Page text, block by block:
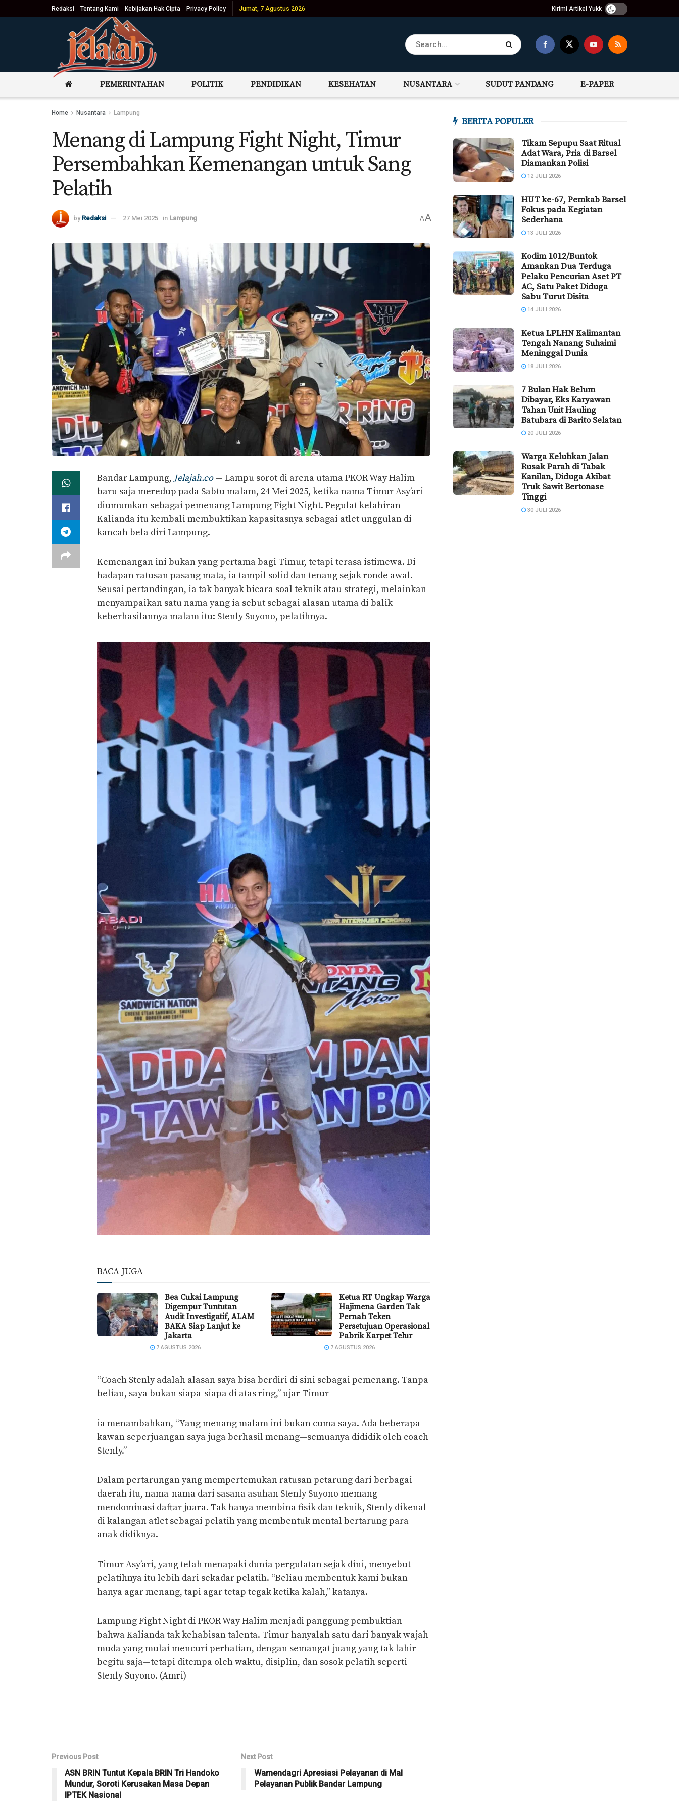
Redaksi Tentang Kami Kebijakan Hak Cipta Privacy Policy Jumat, 7 Agustus 2026 Kirimi Artikel Yukk
PEMERINTAHAN POLITIK PENDIDIKAN KESEHATAN NUSANTARA SUDUT PANDANG E-PAPER
Home Nusantara Lampung
Menang di Lampung Fight Night, Timur
Persembahkan Kemenangan untuk Sang
Pelatih
by Redaksi 27 Mei 2025 in Lampung AA
Bandar Lampung, Jelajah.co— Lampu sorot di arena utama PKOR Way Halim
baru saja meredup pada Sabtu malam, 24 Mei 2025, ketika nama Timur Asy’ari
diumumkan sebagai pemenang Lampung Fight Night. Pegulat kelahiran
Kalianda itu kembali membuktikan kapasitasnya sebagai atlet unggulan di
kancah bela diri Lampung.
Kemenangan ini bukan yang pertama bagi Timur, tetapi terasa istimewa. Di
hadapan ratusan pasang mata, ia tampil solid dan tenang sejak ronde awal.
Seusai pertandingan, ia tak banyak bicara soal teknik atau strategi, melainkan
menyampaikan satu nama yang ia sebut sebagai alasan utama di balik
keberhasilannya malam itu: Stenly Suyono, pelatihnya.
BACA JUGA
Bea Cukai Lampung
Digempur Tuntutan
Audit Investigatif, ALAM
BAKA Siap Lanjut ke
Jakarta
7 AGUSTUS 2026
Ketua RT Ungkap Warga
Hajimena Garden Tak
Pernah Teken
Persetujuan Operasional
Pabrik Karpet Telur
7 AGUSTUS 2026
“Coach Stenly adalah alasan saya bisa berdiri di sini sebagai pemenang. Tanpa
beliau, saya bukan siapa-siapa di atas ring,” ujar Timur
ia menambahkan, “Yang menang malam ini bukan cuma saya. Ada beberapa
kawan seperjuangan saya juga berhasil menang—semuanya dididik oleh coach
Stenly.”
Dalam pertarungan yang mempertemukan ratusan petarung dari berbagai
daerah itu, nama-nama dari sasana asuhan Stenly Suyono memang
mendominasi daftar juara. Tak hanya membina fisik dan teknik, Stenly dikenal
di kalangan atlet sebagai pelatih yang membentuk mental bertarung para
anak didiknya.
Timur Asy’ari, yang telah menapaki dunia pergulatan sejak dini, menyebut
pelatihnya itu lebih dari sekadar pelatih. “Beliau membentuk kami bukan
hanya agar menang, tapi agar tetap tegak ketika kalah,” katanya.
Lampung Fight Night di PKOR Way Halim menjadi panggung pembuktian
bahwa Kalianda tak kehabisan talenta. Timur hanyalah satu dari banyak wajah
muda yang mulai mencuri perhatian, dengan semangat juang yang tak lahir
begitu saja—tetapi ditempa oleh waktu, disiplin, dan sosok pelatih seperti
Stenly Suyono. (Amri)
Previous Post
ASN BRIN Tuntut Kepala BRIN Tri Handoko
Mundur, Soroti Kerusakan Masa Depan
IPTEK Nasional
Next Post
Wamendagri Apresiasi Pelayanan di Mal
Pelayanan Publik Bandar Lampung
BERITA POPULER
Tikam Sepupu Saat Ritual
Adat Wara, Pria di Barsel
Diamankan Polisi
12 JULI 2026
HUT ke-67, Pemkab Barsel
Fokus pada Kegiatan
Sederhana
13 JULI 2026
Kodim 1012/Buntok
Amankan Dua Terduga
Pelaku Pencurian Aset PT
AC, Satu Paket Diduga
Sabu Turut Disita
14 JULI 2026
Ketua LPLHN Kalimantan
Tengah Nanang Suhaimi
Meninggal Dunia
18 JULI 2026
7 Bulan Hak Belum
Dibayar, Eks Karyawan
Tahan Unit Hauling
Batubara di Barito Selatan
20 JULI 2026
Warga Keluhkan Jalan
Rusak Parah di Tabak
Kanilan, Diduga Akibat
Truk Sawit Bertonase
Tinggi
30 JULI 2026